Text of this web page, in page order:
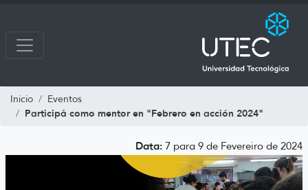
Inicio Eventos
Participá como mentor en "Febrero en acción 2024"
Data: 7 para 9 de Fevereiro de 2024